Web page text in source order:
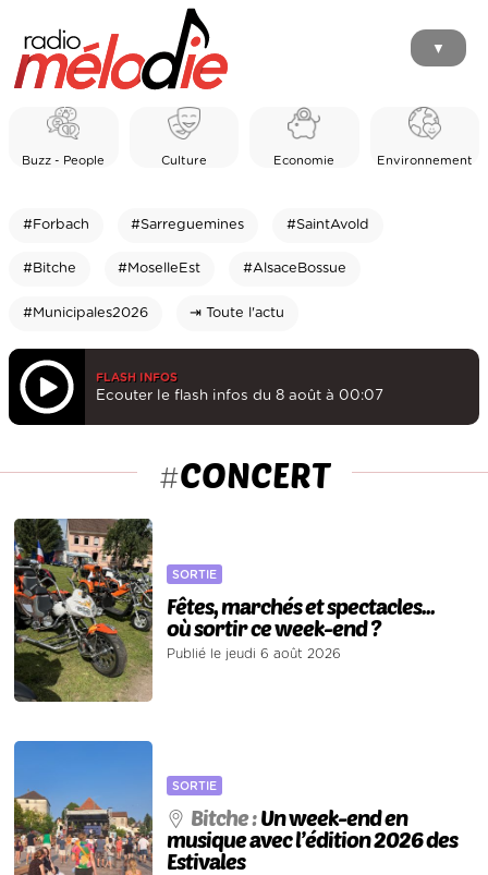
▼
Buzz - People Culture Economie Environnement
#Forbach #Sarreguemines #SaintAvold
#Bitche #MoselleEst #AlsaceBossue
#Municipales2026 ⇥ Toute l'actu
FLASH INFOS
Ecouter le flash infos du 8 août à 00:07
#CONCERT
SORTIE
Fêtes, marchés et spectacles...
où sortir ce week-end ?
Publié le jeudi 6 août 2026
SORTIE
Bitche :Un week-end en
musique avec l’édition 2026 des
Estivales